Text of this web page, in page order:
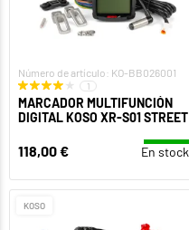
Número de artículo: KO-BB026001
1
MARCADOR MULTIFUNCIÓN
DIGITAL KOSO XR-S01 STREET
118,00 € En stock
KOSO